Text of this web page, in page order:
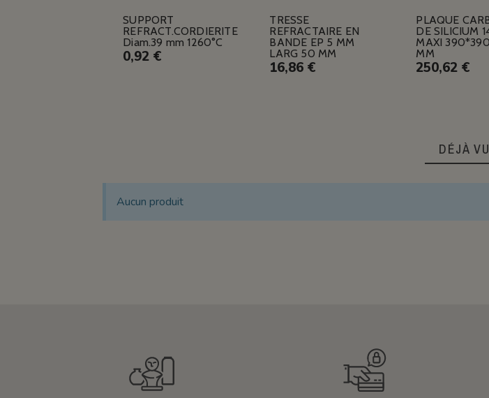
SUPPORT
REFRACT.CORDIERITE
Diam.39 mm 1260°C
0,92 €
TRESSE
REFRACTAIRE EN
BANDE EP 5 MM
LARG 50 MM
16,86 €
PLAQUE
DE SILICIUM
MAXI
MM
250,62 €
DÉJÀ
Aucun produit